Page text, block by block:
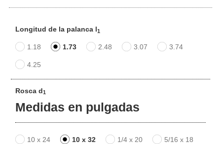
Longitud de la palanca l1
1.18 1.73 2.48 3.07 3.74
4.25
Rosca d1
Medidas en pulgadas
10 x 24 10 x 32 1/4 x 20 5/16 x 18